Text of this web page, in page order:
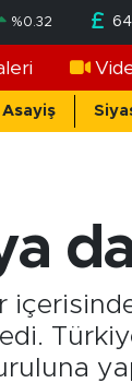
%0.32
Asayiş